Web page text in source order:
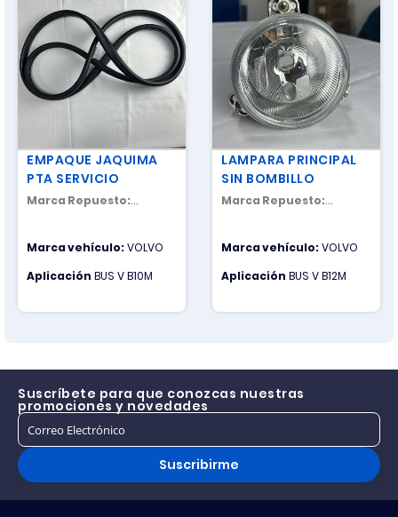
EMPAQUE JAQUIMA
PTA SERVICIO
Marca Repuesto:
Marca vehículo:VOLVO
Aplicación BUS V B10M
LAMPARA PRINCIPAL
SIN BOMBILLO
Marca Repuesto:
Marca vehículo:VOLVO
Aplicación BUS V B12M
Suscríbete para que conozcas nuestras
promociones y novedades
Suscribirme